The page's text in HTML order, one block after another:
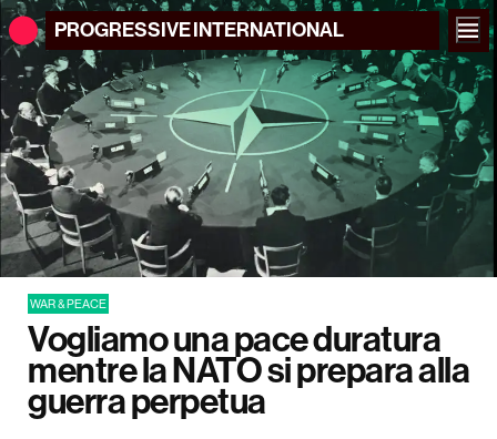
PROGRESSIVEINTERNATIONAL
WAR & PEACE
Vogliamo una pace duratura
mentre la NATO si prepara alla
guerra perpetua